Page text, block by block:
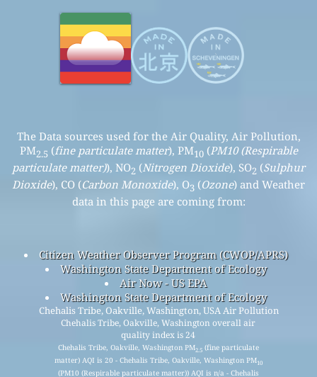
The Data sources used for the Air Quality, Air Pollution,
PM2.5 (fine particulate matter), PM10(PM10 (Respirable
particulate matter)), NO2 (Nitrogen Dioxide), SO2 (Sulphur
Dioxide), CO (Carbon Monoxide), O3 (Ozone) and Weather
data in this page are coming from:
Citizen Weather Observer Program (CWOP/APRS)
Washington State Department of Ecology
Air Now - US EPA
Washington State Department of Ecology
Chehalis Tribe, Oakville, Washington, USA Air Pollution
Chehalis Tribe, Oakville, Washington overall air
quality index is 24
Chehalis Tribe, Oakville, Washington PM2.5(fine particulate
matter) AQI is 20 - Chehalis Tribe, Oakville, Washington PM10
(PM10 (Respirable particulate matter)) AQI is n/a - Chehalis